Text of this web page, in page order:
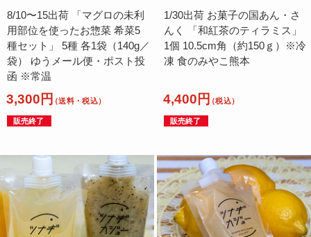
8/10〜15出荷 「マグロの未利
用部位を使ったお惣菜 希菜5
種セット」 5種 各1袋（140g／
袋） ゆうメール便・ポスト投
函 ※常温
3,300円（送料・税込）
販売終了
1/30出荷 お菓子の国あん・さ
んく 「和紅茶のティラミス」
1個 10.5cm角（約150ｇ）※冷
凍 食のみやこ熊本
4,400円（税込）
販売終了